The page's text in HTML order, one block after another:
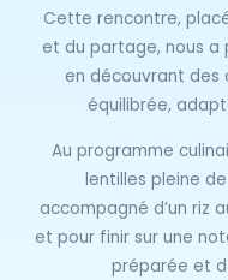
Cette rencontre,
et du partage, nous a
en découvrant des
équilibrée,
Au programme
lentilles pleine
accompagné d’un riz
et pour finir sur une
préparée et